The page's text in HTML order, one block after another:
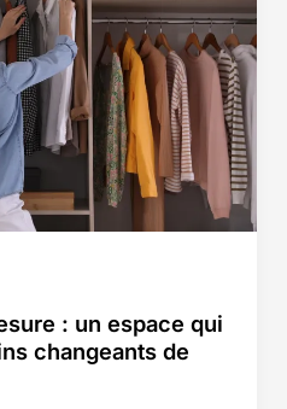
: un espace qui
changeants de